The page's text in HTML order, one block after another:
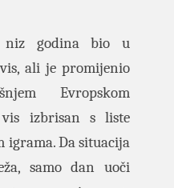
niz godina bio u
ali je promijenio
Evropskom
izbrisan s liste
igrama. Da situacija
samo dan uoči